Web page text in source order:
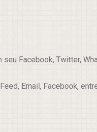
Facebook, Twitter,
Email, Facebook,